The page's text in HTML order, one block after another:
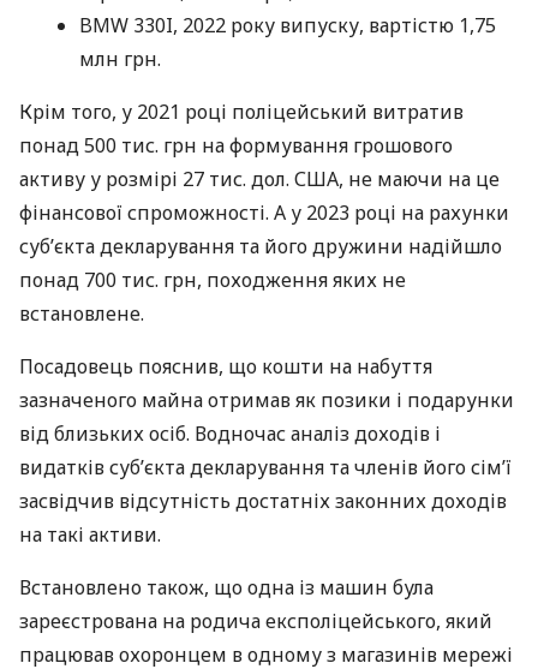
BMW 330I, 2022 року випуску, вартістю 1,75
млн грн.
Крім того, у 2021 році поліцейський витратив
понад 500 тис. грн на формування грошового
активу у розмірі 27 тис. дол. США, не маючи на це
фінансової спроможності. А у 2023 році на рахунки
суб’єкта декларування та його дружини надійшло
понад 700 тис. грн, походження яких не
встановлене.
Посадовець пояснив, що кошти на набуття
зазначеного майна отримав як позики і подарунки
від близьких осіб. Водночас аналіз доходів і
видатків суб’єкта декларування та членів його сім’ї
засвідчив відсутність достатніх законних доходів
на такі активи.
Встановлено також, що одна із машин була
зареєстрована на родича експоліцейського, який
працював охоронцем в одному з магазинів мережі